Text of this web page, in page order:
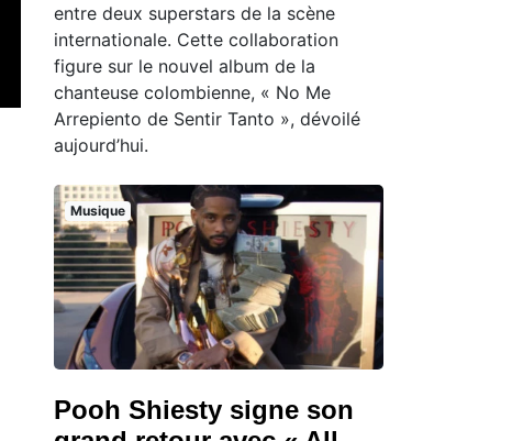
entre deux superstars de la scène
internationale. Cette collaboration
figure sur le nouvel album de la
chanteuse colombienne, « No Me
Arrepiento de Sentir Tanto », dévoilé
aujourd’hui.
Musique
Pooh Shiesty signe son